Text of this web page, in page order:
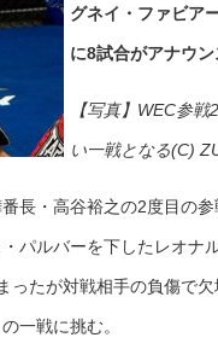
グネイ・ファビア
に8試合がアナウン
【写真】WEC参
い一戦となる(C)
長・高谷裕之の2度目の
パルバーを下したレオナ
ったが対戦相手の負傷で
一戦に挑む。